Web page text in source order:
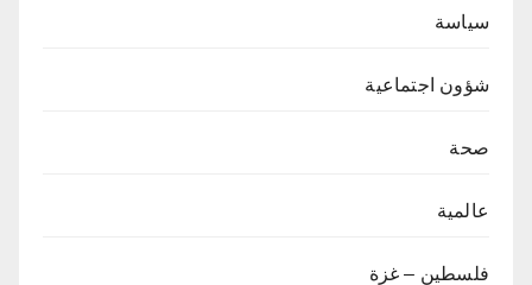
سياسة
شؤون اجتماعية
صحة
عالمية
فلسطين – غزة